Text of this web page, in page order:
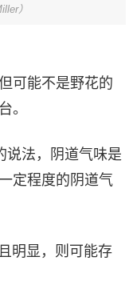
）
可能不是野花的
。
说法，阴道气味是
定程度的阴道气
明显，则可能存